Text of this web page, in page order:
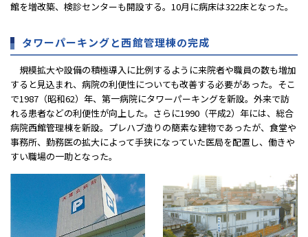
館を増改築、検診センターも開設する。10月に病床は322床となった。
タワーパーキングと西館管理棟の完成
規模拡大や設備の積極導入に比例するように来院者や職員の数も増加
すると見込まれ、病院の利便性についても改善する必要があった。そこ
で1987（昭和62）年、第一病院にタワーパーキングを新設。外来で訪
れる患者などの利便性が向上した。さらに1990（平成2）年には、総合
病院西館管理棟を新設。プレハブ造りの簡素な建物であったが、食堂や
事務所、勤務医の拡大によって手狭になっていた医局を配置し、働きや
すい職場の一助となった。